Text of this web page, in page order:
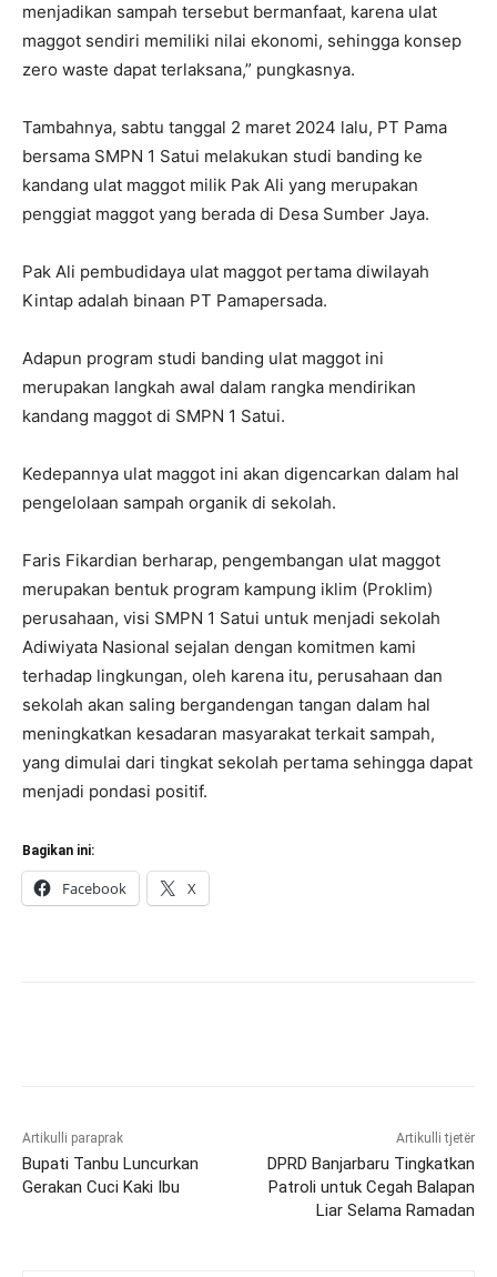
menjadikan sampah tersebut bermanfaat, karena ulat
maggot sendiri memiliki nilai ekonomi, sehingga konsep
zero waste dapat terlaksana,” pungkasnya.
Tambahnya, sabtu tanggal 2 maret 2024 lalu, PT Pama
bersama SMPN 1 Satui melakukan studi banding ke
kandang ulat maggot milik Pak Ali yang merupakan
penggiat maggot yang berada di Desa Sumber Jaya.
Pak Ali pembudidaya ulat maggot pertama diwilayah
Kintap adalah binaan PT Pamapersada.
Adapun program studi banding ulat maggot ini
merupakan langkah awal dalam rangka mendirikan
kandang maggot di SMPN 1 Satui.
Kedepannya ulat maggot ini akan digencarkan dalam hal
pengelolaan sampah organik di sekolah.
Faris Fikardian berharap, pengembangan ulat maggot
merupakan bentuk program kampung iklim (Proklim)
perusahaan, visi SMPN 1 Satui untuk menjadi sekolah
Adiwiyata Nasional sejalan dengan komitmen kami
terhadap lingkungan, oleh karena itu, perusahaan dan
sekolah akan saling bergandengan tangan dalam hal
meningkatkan kesadaran masyarakat terkait sampah,
yang dimulai dari tingkat sekolah pertama sehingga dapat
menjadi pondasi positif.
Bagikan ini:
Facebook X
Artikulli paraprak
Bupati Tanbu Luncurkan
Gerakan Cuci Kaki Ibu
Artikulli tjetër
DPRD Banjarbaru Tingkatkan
Patroli untuk Cegah Balapan
Liar Selama Ramadan